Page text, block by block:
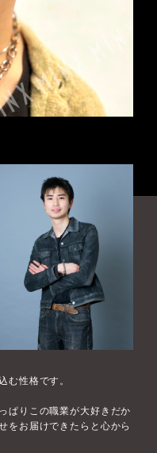
む性格です。
ぱりこの職業が大好きだか
をお届けできたらと心から